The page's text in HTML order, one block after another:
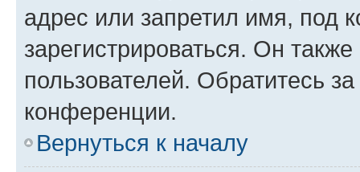
адрес или запретил имя, под
зарегистрироваться. Он
пользователей. Обратитесь
конференции.
Вернуться к началу